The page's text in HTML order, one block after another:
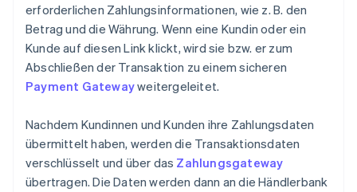
erforderlichen Zahlungsinformationen, wie z. B. den
Betrag und die Währung. Wenn eine Kundin oder ein
Kunde auf diesen Link klickt, wird sie bzw. er zum
Abschließen der Transaktion zu einem sicheren
Payment Gatewayweitergeleitet.
Nachdem Kundinnen und Kunden ihre Zahlungsdaten
übermittelt haben, werden die Transaktionsdaten
verschlüsselt und über das Zahlungsgateway
übertragen. Die Daten werden dann an die Händlerbank